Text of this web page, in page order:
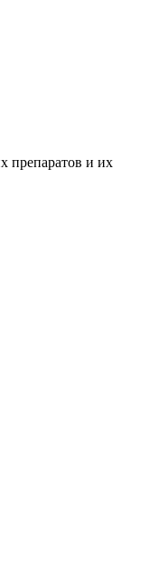
препаратов и их